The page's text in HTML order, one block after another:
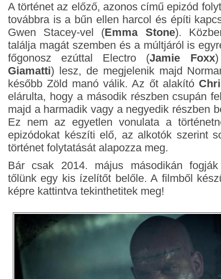
A történet az előző, azonos című epizód
továbbra is a bűn ellen harcol és építi
Gwen Stacey-vel (Emma Stone).
találja magát szemben és a múltjáról is
főgonosz ezúttal Electro (Jamie Foxx
Giamatti) lesz, de megjelenik majd
később Zöld manó válik. Az őt alakító
elárulta, hogy a második részben csupán
majd a harmadik vagy a negyedik részben
Ez nem az egyetlen vonulata a
epizódokat készíti elő, az alkotók szerint
történet folytatását alapozza meg.
Bár csak 2014. május másodikán
tőlünk egy kis ízelítőt belőle. A filmből
képre kattintva tekinthetitek meg!